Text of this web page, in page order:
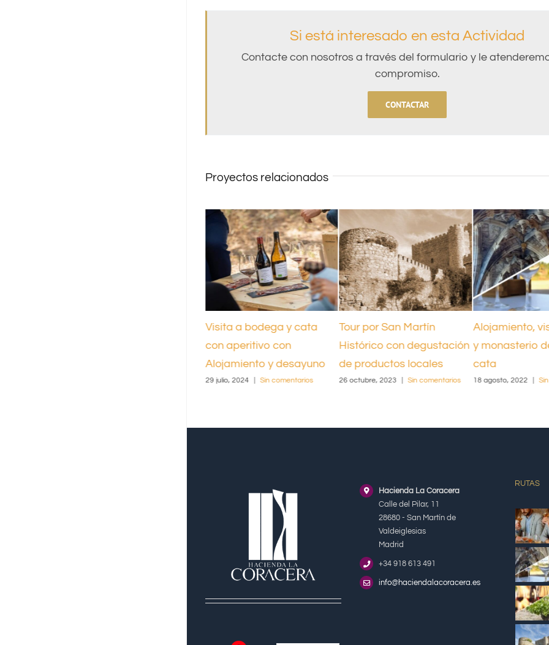
Si está interesado en esta Actividad
Contacte con nosotros a través del formulario y le
compromiso.
CONTACTAR
Proyectos relacionados
Visita a bodega y cata
con aperitivo con
Alojamiento y desayuno
29 julio, 2024 Sin comentarios
Tour por San Martín
Histórico con degustación
de productos locales
26 octubre, 2023 Sin comentarios
Alojamiento,
y monasterio
cata
18 agosto, 2022
Hacienda La Coracera
Calle del Pilar, 11
28680 - San Martín de
Valdeiglesias
Madrid
+34 918 613 491
info@haciendalacoracera.es
RUTAS